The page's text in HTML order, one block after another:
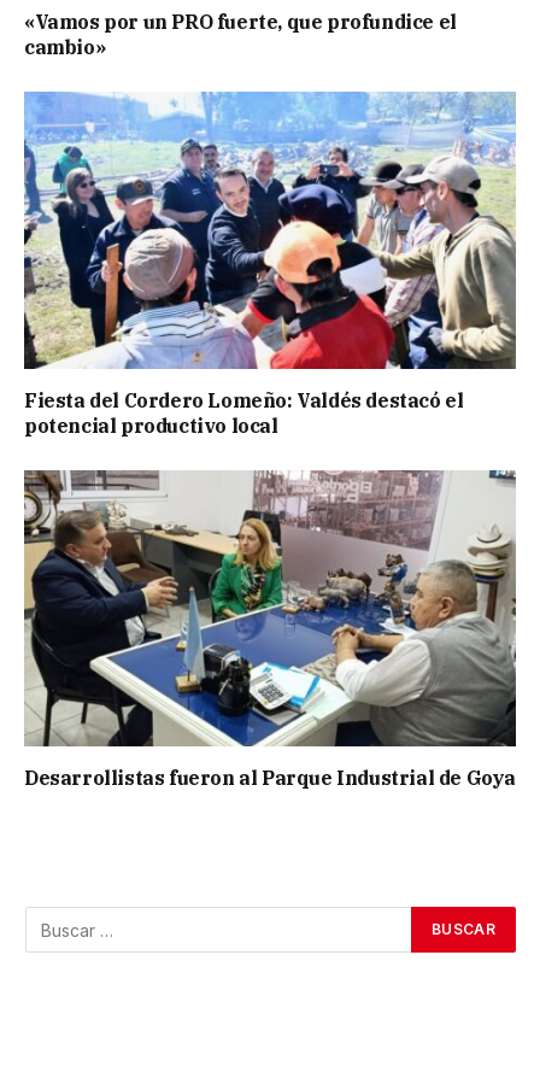
«Vamos por un PRO fuerte, que profundice el
cambio»
Fiesta del Cordero Lomeño: Valdés destacó el
potencial productivo local
Desarrollistas fueron al Parque Industrial de Goya